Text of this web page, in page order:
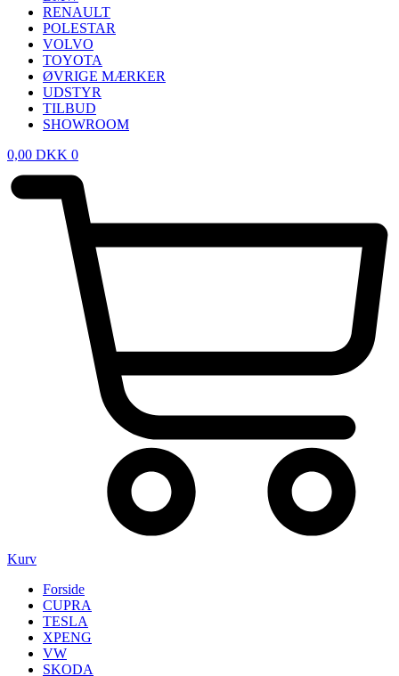
RENAULT
POLESTAR
VOLVO
TOYOTA
ØVRIGE MÆRKER
UDSTYR
TILBUD
SHOWROOM
0,00 DKK 0
Kurv
Forside
CUPRA
TESLA
XPENG
VW
SKODA